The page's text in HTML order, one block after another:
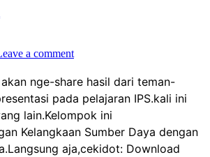
a comment
nge-share hasil dari teman-
pada pelajaran IPS.kali ini
lain.Kelompok ini
Kelangkaan Sumber Daya dengan
aja,cekidot: Download